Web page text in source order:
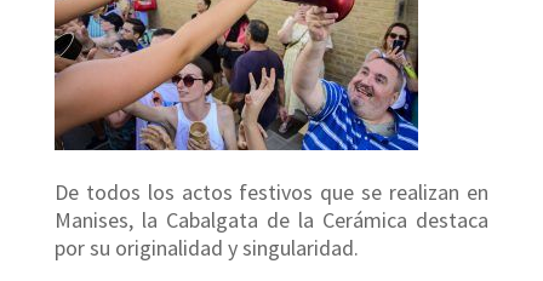
De todos los actos festivos que se realizan en
Manises, la Cabalgata de la Cerámica destaca
por su originalidad y singularidad.